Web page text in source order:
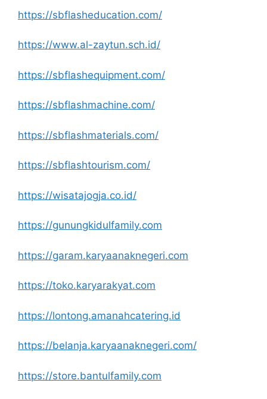
https://sbflasheducation.com/
https://www.al-zaytun.sch.id/
https://sbflashequipment.com/
https://sbflashmachine.com/
https://sbflashmaterials.com/
https://sbflashtourism.com/
https://wisatajogja.co.id/
https://gunungkidulfamily.com
https://garam.karyaanaknegeri.com
https://toko.karyarakyat.com
https://lontong.amanahcatering.id
https://belanja.karyaanaknegeri.com/
https://store.bantulfamily.com